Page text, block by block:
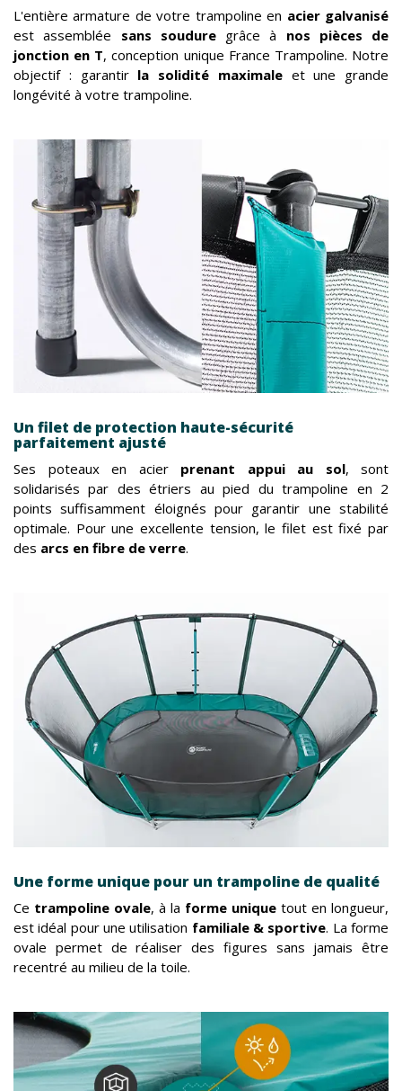
L'entière armature de votre trampoline en acier galvanisé
est assemblée sans souduregrâce à nos pièces de
jonction en T, conception unique France Trampoline. Notre
objectif : garantir la solidité maximaleet une grande
longévité à votre trampoline.
Un filet de protection haute-sécurité
parfaitement ajusté
Ses poteaux en acier prenant appui au sol, sont
solidarisés par des étriers au pied du trampoline en 2
points suffisamment éloignés pour garantir une stabilité
optimale. Pour une excellente tension, le filet est fixé par
des arcs en fibre de verre.
Une forme unique pour un trampoline de qualité
Ce trampoline ovale, à la forme unique tout en longueur,
est idéal pour une utilisation familiale & sportive. La forme
ovale permet de réaliser des figures sans jamais être
recentré au milieu de la toile.